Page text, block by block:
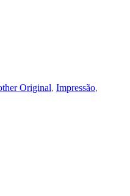
Original, Impressão,